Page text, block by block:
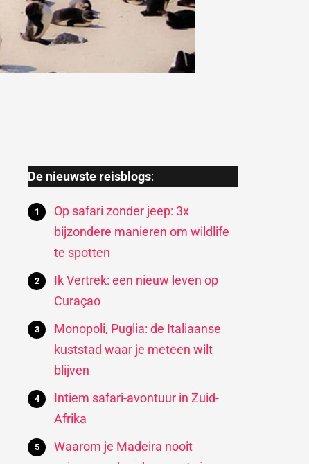
De nieuwste reisblogs:
Op safari zonder jeep: 3x
bijzondere manieren om wildlife
te spotten
Ik Vertrek: een nieuw leven op
Curaçao
Monopoli, Puglia: de Italiaanse
kuststad waar je meteen wilt
blijven
Intiem safari-avontuur in Zuid-
Afrika
Waarom je Madeira nooit